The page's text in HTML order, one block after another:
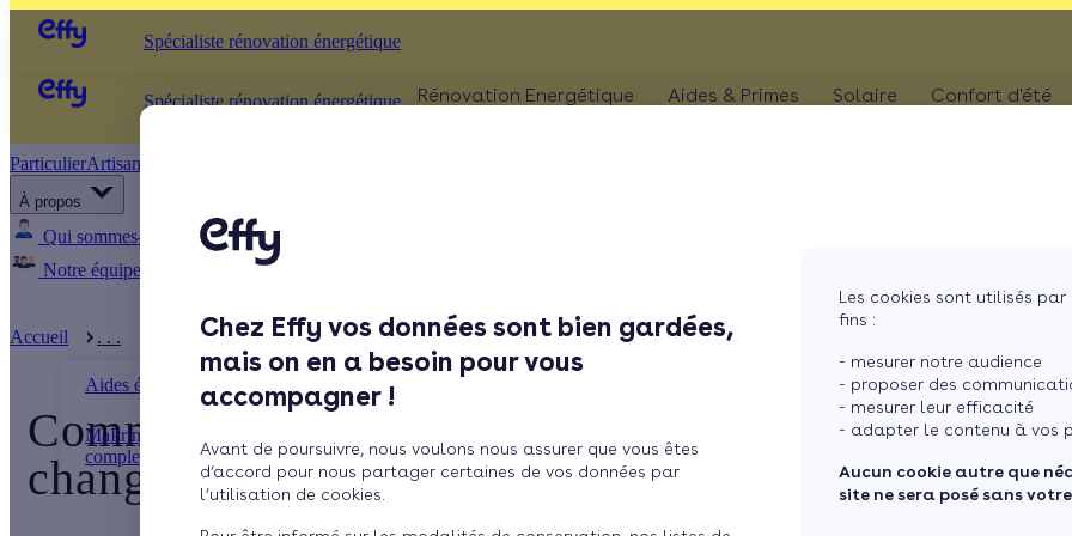
Chez Effy vos données sont bien gardées,
mais on en a besoin pour vous
accompagner !
Avant de poursuivre, nous voulons nous assurer que vous êtes
d’accord pour nous partager certaines de vos données par
l’utilisation de cookies.
Les cookies sont utilisés
fins :
- mesurer notre audience
- proposer des
- mesurer leur efficacité
- adapter le contenu à vos
Aucun cookie autre que
site ne sera posé sans
ParticulierArtisan / installateur
À propos
Qui sommes-nous ? Pourquoi Effy ?
Notre équipe
Rejoignez-nous
Spécialiste rénovation énergétique Rénovation Energétique
Sols
Chaudière
Dépannage chauffage
Aides & Primes
Aides chauffe-eau
thermodynamique
Solaire
Batterie panneaux
Confort d'été
Pergola
Store
Spécialiste rénovation énergétique
Accueil . . .
Aides énergétiques
MaPrimeRénov' : le guide
complet des aides
Comment bénéficier de MaPrimeRénov’ pour chan ...
Comment bénéficier de MaPrimeRénov’ pour
changer ses fenêtres en 2026 ?